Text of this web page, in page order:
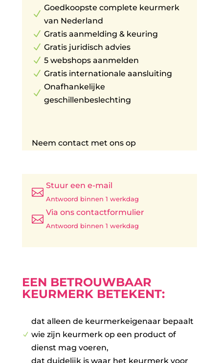
N
Goedkoopste complete keurmerk
van Nederland
N Gratis aanmelding & keuring
N Gratis juridisch advies
N 5 webshops aanmelden
N Gratis internationale aansluiting
N
Onafhankelijke
geschillenbeslechting
Neem contact met ons op

Stuur een e-mail
Antwoord binnen 1 werkdag

Via ons contactformulier
Antwoord binnen 1 werkdag
EEN BETROUWBAAR
KEURMERK BETEKENT:
N
dat alleen de keurmerkeigenaar bepaalt
wie zijn keurmerk op een product of
dienst mag voeren,
dat duidelijk is waar het keurmerk voor